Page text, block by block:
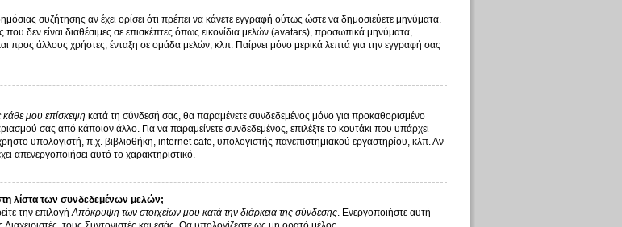
συζήτησης αν έχει ορίσει ότι πρέπει να κάνετε εγγραφή ούτως ώστε να δημοσιεύετε μηνύματα.
δεν είναι διαθέσιμες σε επισκέπτες όπως εικονίδια μελών (avatars), προσωπικά μηνύματα,
άλλους χρήστες, ένταξη σε ομάδα μελών, κλπ. Παίρνει μόνο μερικά λεπτά για την εγγραφή σας
κάθε μου επίσκεψη κατά τη σύνδεσή σας, θα παραμένετε συνδεδεμένος μόνο για προκαθορισμένο
σας από κάποιον άλλο. Για να παραμείνετε συνδεδεμένος, επιλέξτε το κουτάκι που υπάρχει
υπολογιστή, π.χ. βιβλιοθήκη, internet cafe, υπολογιστής πανεπιστημιακού εργαστηρίου, κλπ. Αν
απενεργοποιήσει αυτό το χαρακτηριστικό.
λίστα των συνδεδεμένων μελών;
την επιλογήΑπόκρυψη των στοιχείων μου κατά την διάρκεια της σύνδεσης. Ενεργοποιήστε αυτή